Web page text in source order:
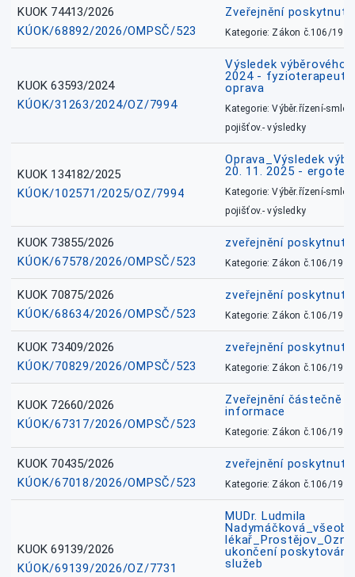
KUOK 74413/2026
KÚOK/68892/2026/OMPSČ/523
Zveřejnění
Kategorie: Zákon č.106/1999
KUOK 63593/2024
KÚOK/31263/2024/OZ/7994
Výsledek výběrového
2024 - fyzioterapeut,
oprava
Kategorie: Výběr.řízení-
pojišťov.- výsledky
KUOK 134182/2025
KÚOK/102571/2025/OZ/7994
Oprava_Výsledek
20. 11. 2025 -
Kategorie: Výběr.řízení-
pojišťov.- výsledky
KUOK 73855/2026
KÚOK/67578/2026/OMPSČ/523
zveřejnění
Kategorie: Zákon č.106/1999
KUOK 70875/2026
KÚOK/68634/2026/OMPSČ/523
zveřejnění
Kategorie: Zákon č.106/1999
KUOK 73409/2026
KÚOK/70829/2026/OMPSČ/523
zveřejnění
Kategorie: Zákon č.106/1999
KUOK 72660/2026
KÚOK/67317/2026/OMPSČ/523
Zveřejnění částečně
informace
Kategorie: Zákon č.106/1999
KUOK 70435/2026
KÚOK/67018/2026/OMPSČ/523
zveřejnění
Kategorie: Zákon č.106/1999
KUOK 69139/2026
KÚOK/69139/2026/OZ/7731
MUDr. Ludmila
ukončení
služeb